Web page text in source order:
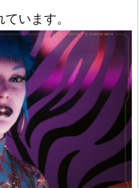
います。